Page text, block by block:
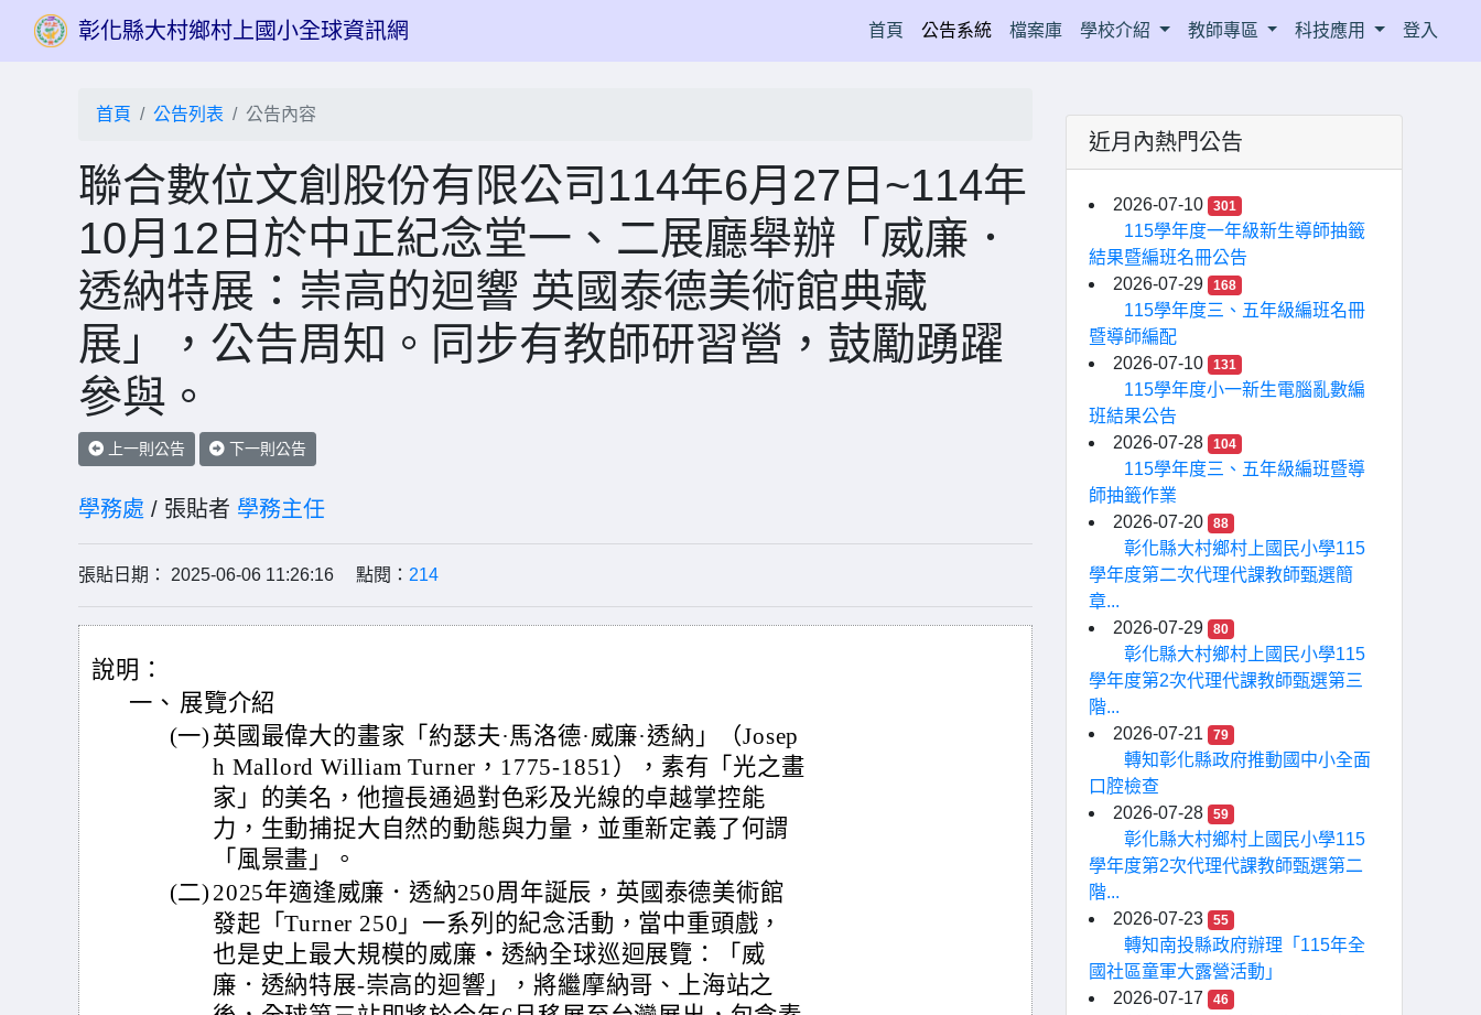
彰化縣大村鄉村上國小全球資訊網 首頁(current)
公告系統 檔案庫 學校介紹 教師專區 科技應用 登入
首頁 公告列表 公告內容
聯合數位文創股份有限公司114年6月27日~114年
10月12日於中正紀念堂一、二展廳舉辦「威廉．
透納特展：崇高的迴響 英國泰德美術館典藏
展」，公告周知。同步有教師研習營，鼓勵踴躍
參與。
上一則公告 下一則公告
學務處 / 張貼者 學務主任
張貼日期： 2025-06-06 11:26:16 點閱： 214
說明：
一、 展覽介紹
(一) 英國最偉大的畫家「約瑟夫·馬洛德·威廉·透納」（Josep
h Mallord William Turner，1775-1851），素有「光之畫
家」的美名，他擅長通過對色彩及光線的卓越掌控能
力，生動捕捉大自然的動態與力量，並重新定義了何謂
「風景畫」。
(二) 2025年適逢威廉．透納250周年誕辰，英國泰德美術館
發起「Turner 250」一系列的紀念活動，當中重頭戲，
也是史上最大規模的威廉・透納全球巡迴展覽：「威
廉．透納特展-崇高的迴響」，將繼摩納哥、上海站之
近月內熱門公告
2026-07-10 301
115學年度一年級新生導師抽籤
結果暨編班名冊公告
2026-07-29
168
115學年度三、五年級編班名冊
暨導師編配
2026-07-10
131
115學年度小一新生電腦亂數編
班結果公告
2026-07-28
104
115學年度三、五年級編班暨導
師抽籤作業
2026-07-20
88
彰化縣大村鄉村上國民小學115
學年度第二次代理代課教師甄選簡
章...
2026-07-29
80
彰化縣大村鄉村上國民小學115
學年度第2次代理代課教師甄選第三
階...
2026-07-21
79
轉知彰化縣政府推動國中小全面
口腔檢查
2026-07-28
59
彰化縣大村鄉村上國民小學115
學年度第2次代理代課教師甄選第二
階...
2026-07-23
55
轉知南投縣政府辦理「115年全
國社區童軍大露營活動」
2026-07-17
46